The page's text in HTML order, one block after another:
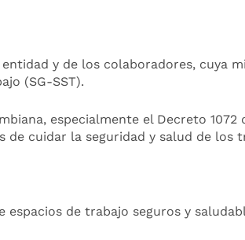
y de los colaboradores, cuya
(SG-SST).
especialmente el Decreto 1072
cuidar la seguridad y salud de los
de trabajo seguros y